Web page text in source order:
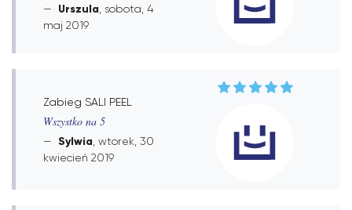
Urszula , sobota, 4
maj 2019
Zabieg SALI PEEL
Wszystko na 5
Sylwia , wtorek, 30
kwiecień 2019